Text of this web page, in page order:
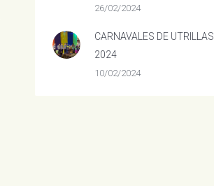
26/02/2024
CARNAVALES DE UTRILLAS
2024
10/02/2024